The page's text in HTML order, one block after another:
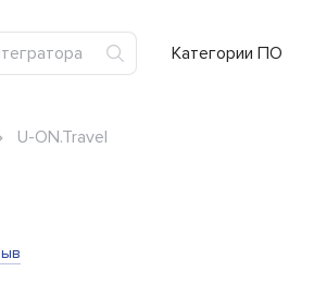
Категории ПО
U-ON.Travel